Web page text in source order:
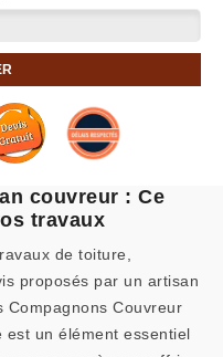
couvreur : Ce
travaux
de toiture,
proposés par un artisan
Compagnons Couvreur
un élément essentiel